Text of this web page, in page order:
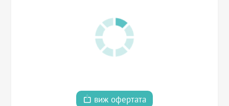
виж офертата